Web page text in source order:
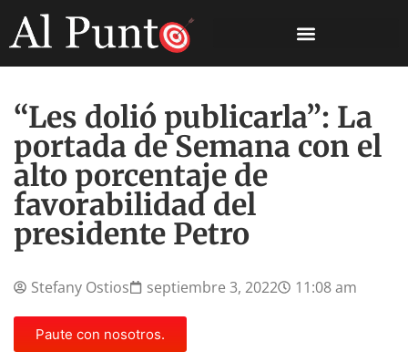
“Les dolió publicarla”: La
portada de Semana con el
alto porcentaje de
favorabilidad del
presidente Petro
Stefany Ostios septiembre 3, 2022 11:08 am
Paute con nosotros.